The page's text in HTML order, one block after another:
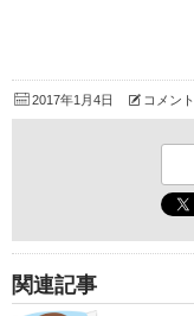
2017年1月4日 コメント
関連記事